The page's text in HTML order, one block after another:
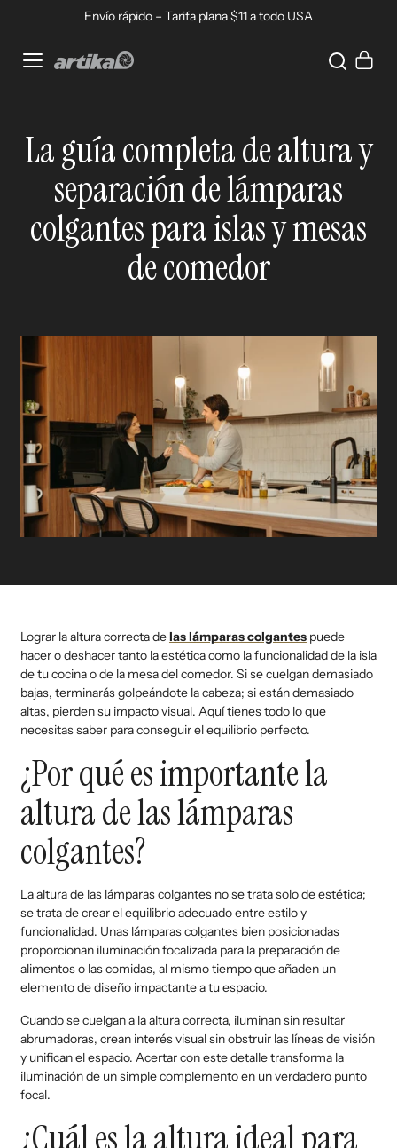
Ir directamente al contenido
Envío rápido – Tarifa plana $11 a todo USA
Home
La guía completa de altura y
separación de lámparas
colgantes para islas y mesas
de comedor
Lograr la altura correcta delas lámparas colgantespuede
hacer o deshacer tanto la estética como la funcionalidad de la isla
de tu cocina o de la mesa del comedor. Si se cuelgan demasiado
bajas, terminarás golpeándote la cabeza; si están demasiado
altas, pierden su impacto visual. Aquí tienes todo lo que
necesitas saber para conseguir el equilibrio perfecto.
¿Por qué es importante la
altura de las lámparas
colgantes?
La altura de las lámparas colgantes no se trata solo de estética;
se trata de crear el equilibrio adecuado entre estilo y
funcionalidad. Unas lámparas colgantes bien posicionadas
proporcionan iluminación focalizada para la preparación de
alimentos o las comidas, al mismo tiempo que añaden un
elemento de diseño impactante a tu espacio.
Cuando se cuelgan a la altura correcta, iluminan sin resultar
abrumadoras, crean interés visual sin obstruir las líneas de visión
y unifican el espacio. Acertar con este detalle transforma la
iluminación de un simple complemento en un verdadero punto
focal.
¿Cuál es la altura ideal para